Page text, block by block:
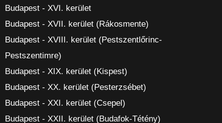
Budapest - XVI. kerület
Budapest - XVII. kerület (Rákosmente)
Budapest - XVIII. kerület (Pestszentlőrinc-
Pestszentimre)
Budapest - XIX. kerület (Kispest)
Budapest - XX. kerület (Pesterzsébet)
Budapest - XXI. kerület (Csepel)
Budapest - XXII. kerület (Budafok-Tétény)